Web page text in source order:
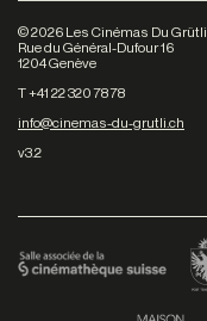
©2026 Les Cinémas Du Grütli
Rue du Général-Dufour 16
1204 Genève
T +41 22 320 78 78
info@cinemas-du-grutli.ch
v3.2